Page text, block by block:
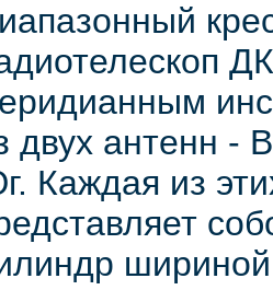
двух антенн -
Каждая из